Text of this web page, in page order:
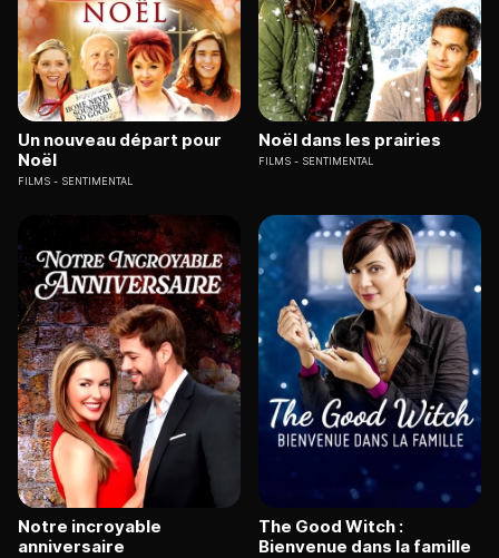
Un nouveau départ pour
Noël
FILMS SENTIMENTAL
Noël dans les prairies
FILMS SENTIMENTAL
Notre incroyable
anniversaire
The Good Witch :
Bienvenue dans la famille